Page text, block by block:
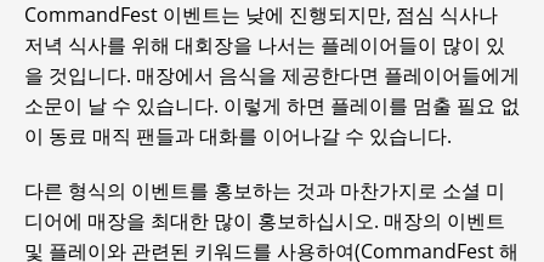
CommandFest 이벤트는 낮에 진행되지만, 점심 식사나
저녁 식사를 위해 대회장을 나서는 플레이어들이 많이 있
을 것입니다. 매장에서 음식을 제공한다면 플레이어들에게
소문이 날 수 있습니다. 이렇게 하면 플레이를 멈출 필요 없
이 동료 매직 팬들과 대화를 이어나갈 수 있습니다.
다른 형식의 이벤트를 홍보하는 것과 마찬가지로 소셜 미
디어에 매장을 최대한 많이 홍보하십시오. 매장의 이벤트
및 플레이와 관련된 키워드를 사용하여(CommandFest 해